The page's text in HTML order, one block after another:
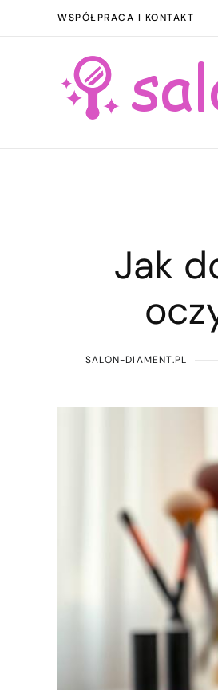
WSPÓŁPRACA I KONTAKT
Jak
SALON-DIAMENT.PL